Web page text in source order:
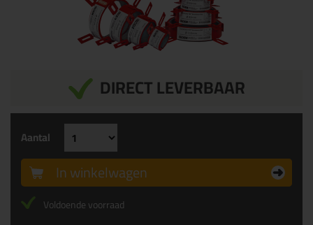
DIRECT LEVERBAAR
Aantal
In winkelwagen
Voldoende voorraad